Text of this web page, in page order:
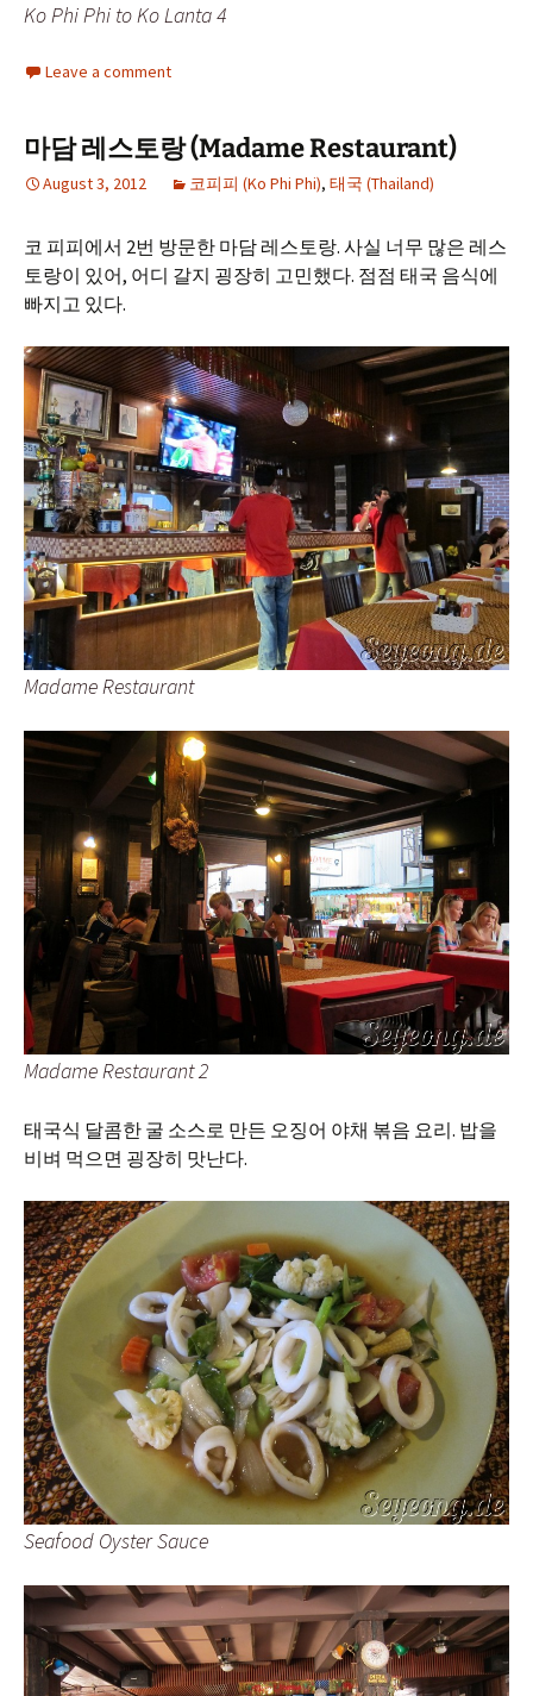
Ko Phi Phi to Ko Lanta 4
Leave a comment
마담 레스토랑 (Madame Restaurant)
August 3, 2012 코피피 (Ko Phi Phi), 태국 (Thailand)
코 피피에서 2번 방문한 마담 레스토랑. 사실 너무 많은 레스
토랑이 있어, 어디 갈지 굉장히 고민했다. 점점 태국 음식에
빠지고 있다.
Madame Restaurant
Madame Restaurant 2
태국식 달콤한 굴 소스로 만든 오징어 야채 볶음 요리. 밥을
비벼 먹으면 굉장히 맛난다.
Seafood Oyster Sauce